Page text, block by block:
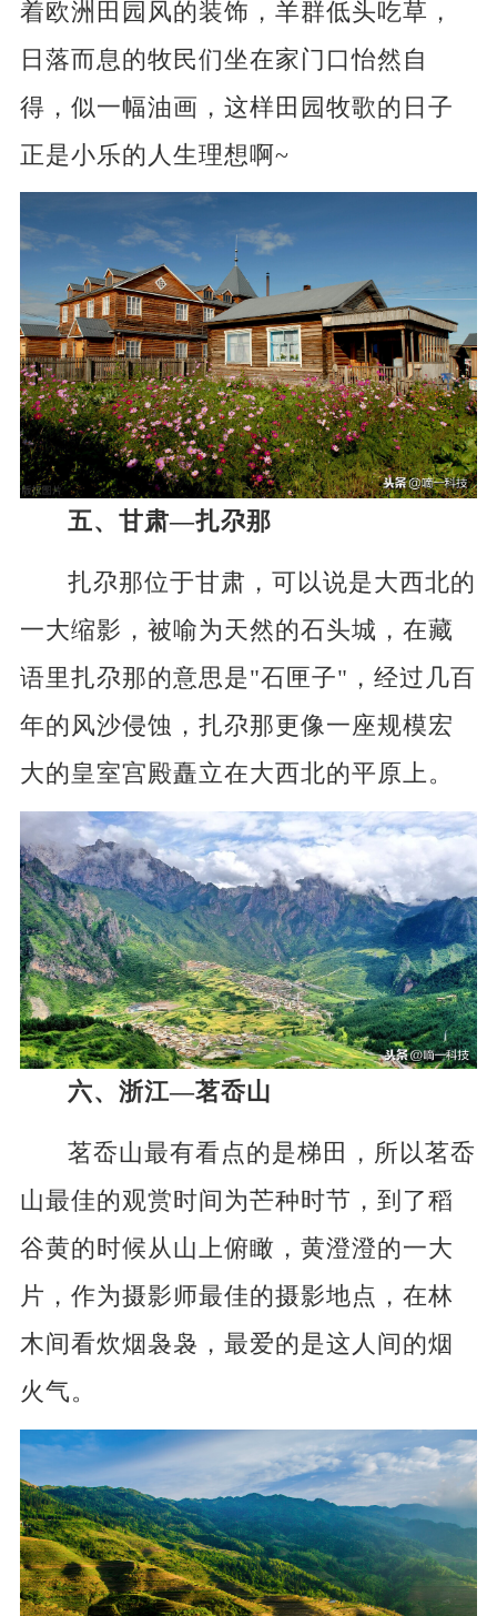
着欧洲田园风的装饰，羊群低头吃草，
日落而息的牧民们坐在家门口怡然自
得，似一幅油画，这样田园牧歌的日子
正是小乐的人生理想啊~
五、甘肃—扎尕那
扎尕那位于甘肃，可以说是大西北的
一大缩影，被喻为天然的石头城，在藏
语里扎尕那的意思是"石匣子"，经过几百
年的风沙侵蚀，扎尕那更像一座规模宏
大的皇室宫殿矗立在大西北的平原上。
六、浙江—茗岙山
茗岙山最有看点的是梯田，所以茗岙
山最佳的观赏时间为芒种时节，到了稻
谷黄的时候从山上俯瞰，黄澄澄的一大
片，作为摄影师最佳的摄影地点，在林
木间看炊烟袅袅，最爱的是这人间的烟
火气。